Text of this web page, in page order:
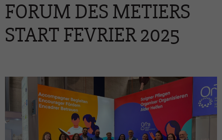
FORUM DES METIERS
START FEVRIER 2025